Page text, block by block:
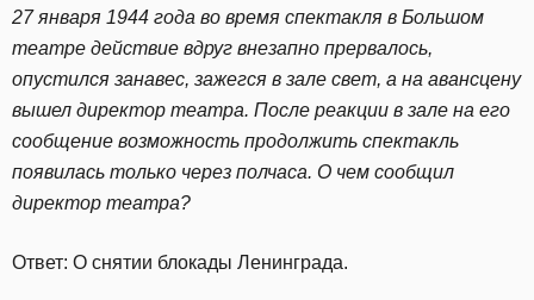
27 января 1944 года во время спектакля в Большом
театре действие вдруг внезапно прервалось,
опустился занавес, зажегся в зале свет, а на авансцену
вышел директор театра. После реакции в зале на его
сообщение возможность продолжить спектакль
появилась только через полчаса. О чем сообщил
директор театра?
Ответ: О снятии блокады Ленинграда.